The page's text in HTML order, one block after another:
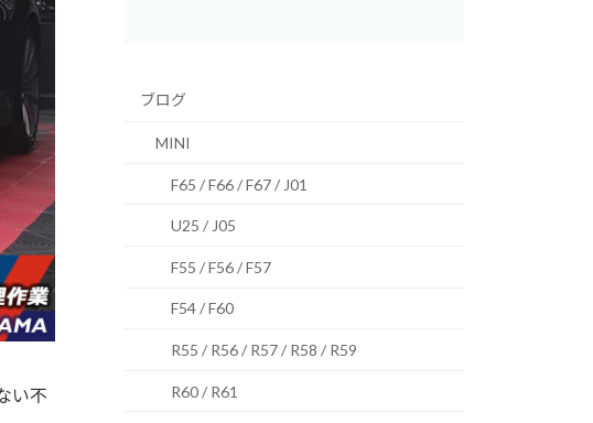
い不
ブログ
MINI
F65 / F66 / F67 / J01
U25 / J05
F55 / F56 / F57
F54 / F60
R55 / R56 / R57 / R58 / R59
R60 / R61